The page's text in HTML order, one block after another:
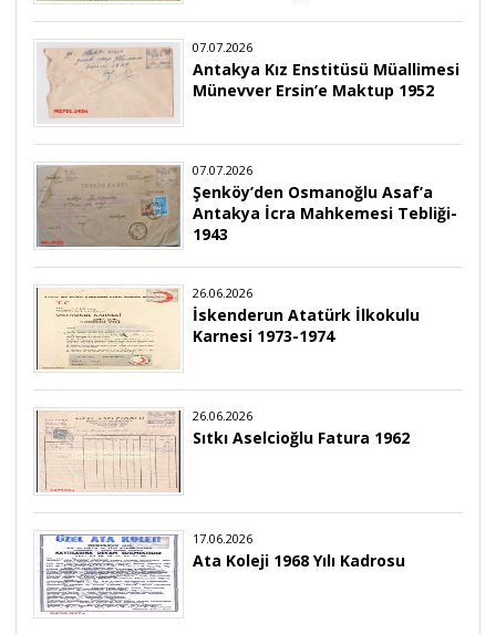
07.07.2026
Antakya Kız Enstitüsü Müallimesi
Münevver Ersin’e Maktup 1952
07.07.2026
Şenköy’den Osmanoğlu Asaf’a
Antakya İcra Mahkemesi Tebliği-
1943
26.06.2026
İskenderun Atatürk İlkokulu
Karnesi 1973-1974
26.06.2026
Sıtkı Aselcioğlu Fatura 1962
17.06.2026
Ata Koleji 1968 Yılı Kadrosu